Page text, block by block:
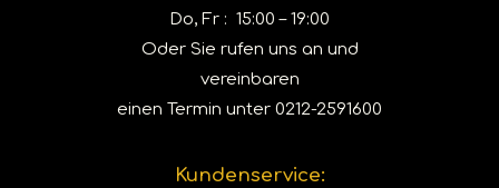
Do, Fr : 15:00 – 19:00
Oder Sie rufen uns an und
vereinbaren
einen Termin unter 0212-2591600
Kundenservice: